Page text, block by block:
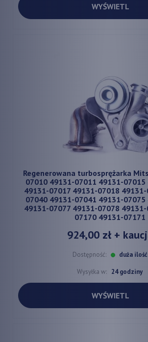
WYŚWIETL
Regenerowana turbosprężarka
07010 49131-07011 49131-
49131-07017 49131-07018
07040 49131-07041 49131-
49131-07077 49131-07078
07170 49131-07171
924,00 zł+
Dostępność: duża ilość
Wysyłka w: 24 godziny
WYŚWIETL